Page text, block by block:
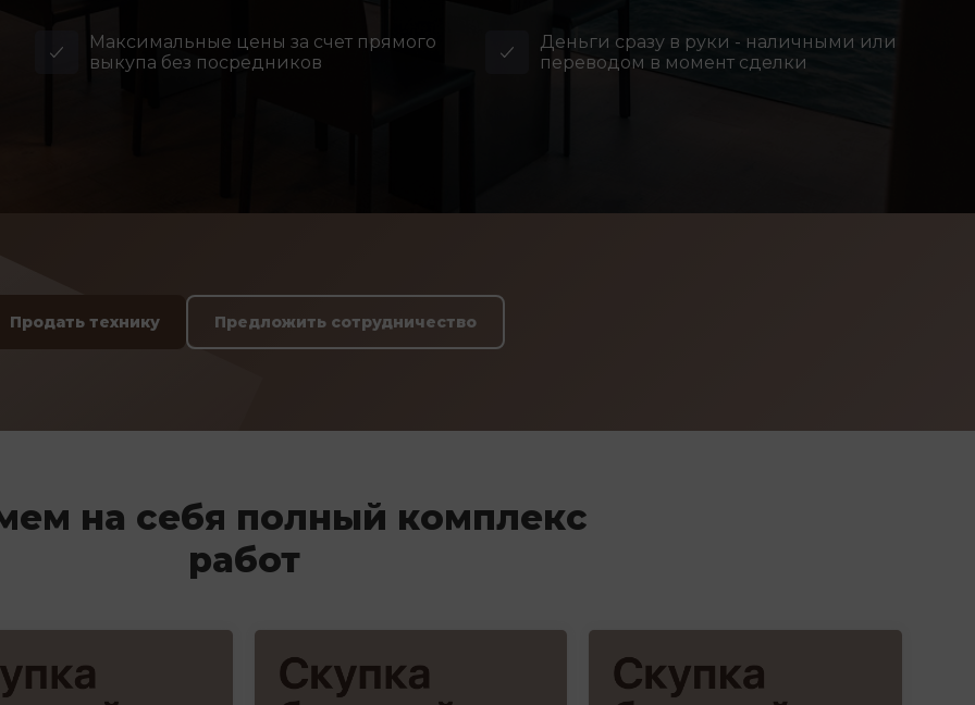
Максимальные цены за счет прямого
выкупа без посредников
Деньги сразу в руки - наличными или
переводом в момент сделки
Продать технику Предложить сотрудничество
на себя полный комплекс
работ